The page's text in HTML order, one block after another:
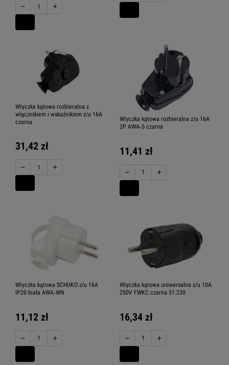
− +
Wtyczka kątowa rozbieralna z
włącznikiem i wskaźnikiem z/u 16A
czarna
31,42 zł
− +
Wtyczka kątowa rozbieralna z/u 16A
2P AWA‑5 czarna
11,41 zł
− +
Wtyczka kątowa SCHUKO z/u 16A
IP20 biała AWA‑WN
11,12 zł
− +
Wtyczka kątowa uniwersalna z/u 10A
250V FWKC czarna 51.230
16,34 zł
− +